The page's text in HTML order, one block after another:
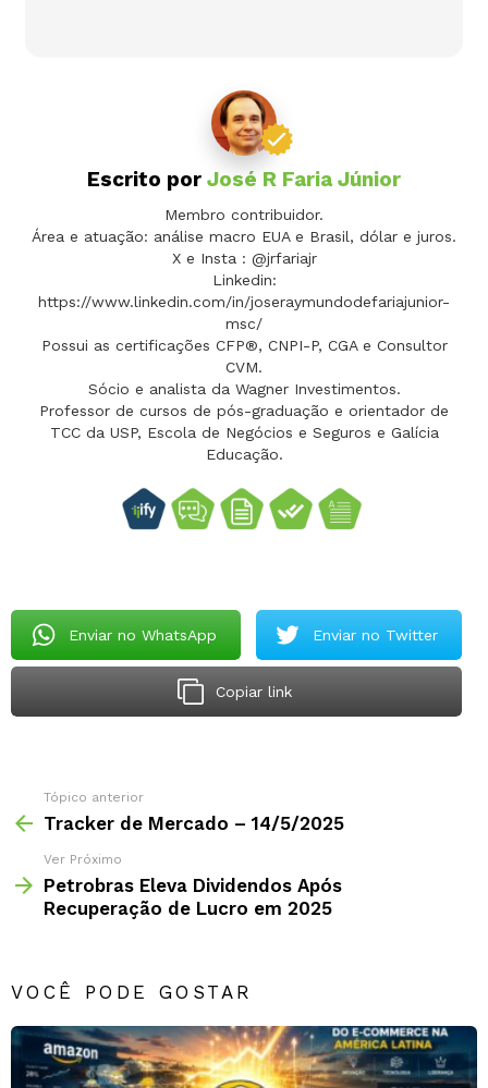
Escrito por José R Faria Júnior
Membro contribuidor.
Área e atuação: análise macro EUA e Brasil, dólar e juros.
X e Insta : @jrfariajr
Linkedin:
https://www.linkedin.com/in/joseraymundodefariajunior-
msc/
Possui as certificações CFP®, CNPI-P, CGA e Consultor
CVM.
Sócio e analista da Wagner Investimentos.
Professor de cursos de pós-graduação e orientador de
TCC da USP, Escola de Negócios e Seguros e Galícia
Educação.
Enviar no WhatsApp Enviar no Twitter
Copiar link
Tópico anterior
Tracker de Mercado – 14/5/2025
Ver Próximo
Petrobras Eleva Dividendos Após
Recuperação de Lucro em 2025
VOCÊ PODE GOSTAR